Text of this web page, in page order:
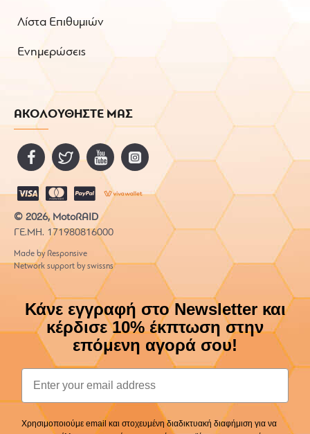
Λίστα Επιθυμιών
Ενημερώσεις
ΑΚΟΛΟΥΘΗΣΤΕ ΜΑΣ
© 2026, MotoRAID
ΓΕ.ΜΗ. 171980816000
Made by Responsive
Network support by swissns
Κάνε εγγραφή στο Newsletter και
κέρδισε 10% έκπτωση στην
επόμενη αγορά σου!
Email
Χρησιμοποιούμε email και στοχευμένη διαδικτυακή διαφήμιση για να